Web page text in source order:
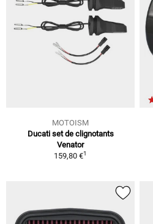
MOTOISM
Ducati set de clignotants
Venator
159,80 €1